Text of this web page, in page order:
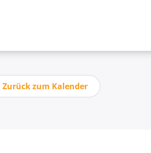
Zurück zum Kalender